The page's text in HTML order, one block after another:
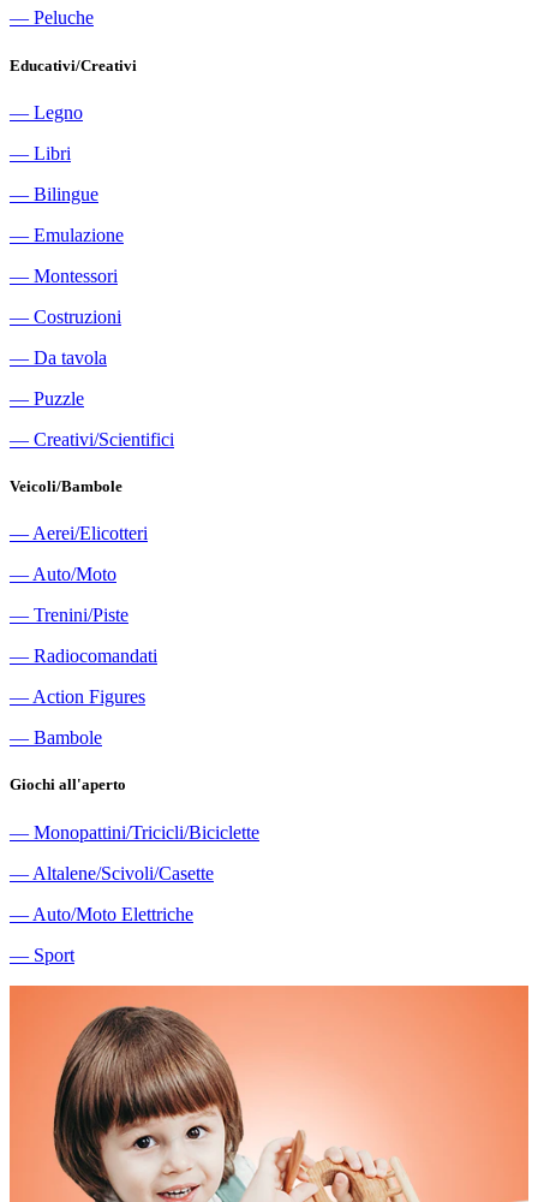
― Peluche
Educativi/Creativi
― Legno
― Libri
― Bilingue
― Emulazione
― Montessori
― Costruzioni
― Da tavola
― Puzzle
― Creativi/Scientifici
Veicoli/Bambole
― Aerei/Elicotteri
― Auto/Moto
― Trenini/Piste
― Radiocomandati
― Action Figures
― Bambole
Giochi all'aperto
― Monopattini/Tricicli/Biciclette
― Altalene/Scivoli/Casette
― Auto/Moto Elettriche
― Sport